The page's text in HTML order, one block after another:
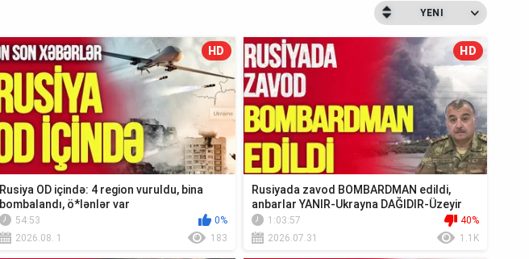
YENI
HD
Rusiya OD içində: 4 region vuruldu, bina
bombalandı, ö*lənlər var
54:53
0%
2026.08. 1
183
HD
Rusiyada zavod BOMBARDMAN edildi,
anbarlar YANIR-Ukrayna DAĞIDIR-Üzeyir
Cəfərov Ca...
1:03:57
40%
2026.07.31
1.1K